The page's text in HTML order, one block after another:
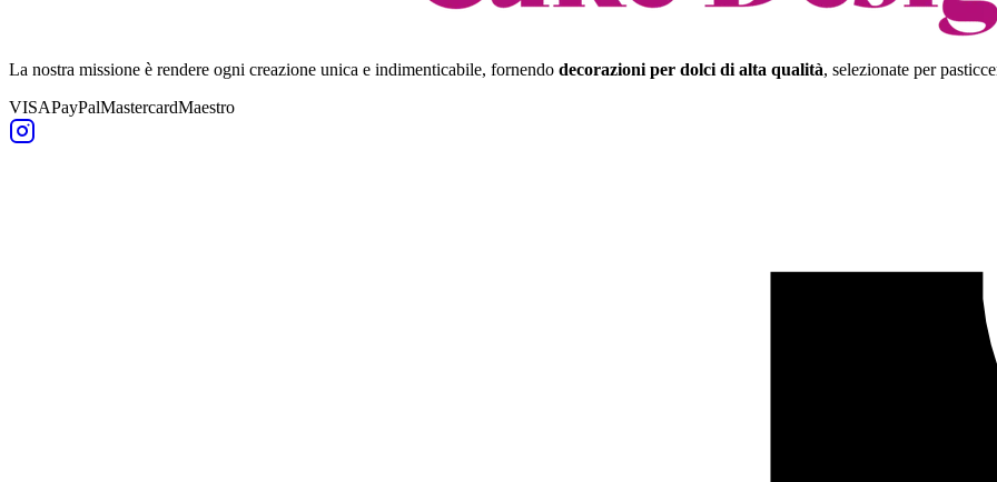
La nostra missione è rendere ogni creazione unica e indimenticabile, fornendo decorazioni per dolci di alta qualità, selezionate per
VISAPayPalMastercardMaestro